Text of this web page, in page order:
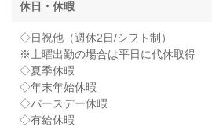
休日・休暇
◇日祝他（週休2日/シフト制）
※土曜出勤の場合は平日に代休取得
◇夏季休暇
◇年末年始休暇
◇バースデー休暇
◇有給休暇